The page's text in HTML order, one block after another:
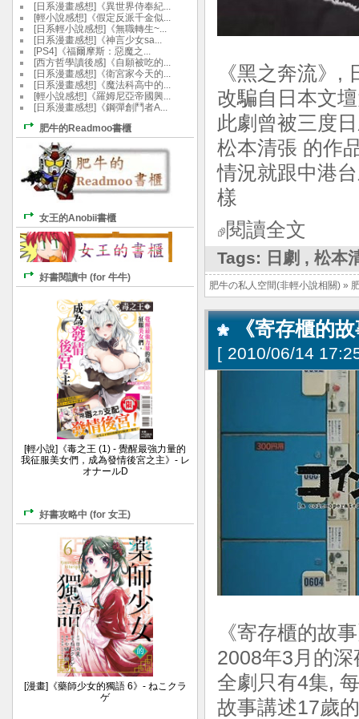
《黑之奔流》,
改騙自日本文
此劇曾被三度
松本清張 的作
情況就跟中港
樣
閱讀全文
Tags: 日劇 , 松本
肥牛の私人空間(非輕小說相關) »
《寄存櫃的
[ 2010/06/14
《寄存櫃的故
2008年3月的深
全劇只有4集,
故事講述17歲
[日系漫畫感想]《異世界侍奉紀...
[輕小說感想]《假定反派千金似...
[日系輕小說感想]《無職轉生~...
[日系漫畫感想]《神言少女sa...
[PS4]《福爾摩斯：惡魔之...
[西方哲學讀後感]《自願被吃的...
[日系漫畫感想]《衛宮家今天的...
[日系漫畫感想]《魔法科高中的...
[輕小說感想]《羅姆尼亞帝國興...
[日系漫畫感想]《鋼彈創鬥者A...
肥牛的Readmoo書櫃
女王的Anobii書櫃
好書閱讀中 (for 牛牛)
[輕小說]《毒之王 (1) - 覺醒最強力量的
我征服美女們，成為發情後宮之主》- レ
オナールD
好書攻略中 (for 女王)
[漫畫]《藥師少女的獨語 6》- ねこクラ
ゲ